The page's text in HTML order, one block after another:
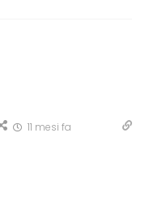
11 mesi fa